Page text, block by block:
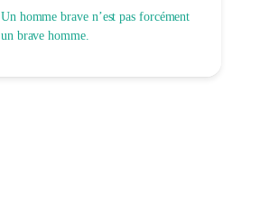
Un homme brave n’est pas forcément
un brave homme.